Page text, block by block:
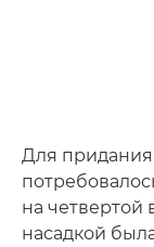
Для придания
на четвертой
насадкой